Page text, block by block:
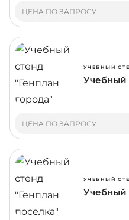
ЦЕНА ПО ЗАПРОСУ
УЧЕБНЫЙ
Учебный
ЦЕНА ПО ЗАПРОСУ
УЧЕБНЫЙ
Учебный